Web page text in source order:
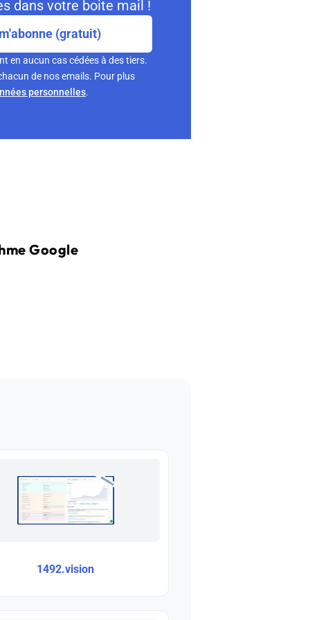
dans votre boite mail !
(gratuit)
en aucun cas cédées à des tiers.
de nos emails. Pour plus
personnelles.
Google
1492.vision